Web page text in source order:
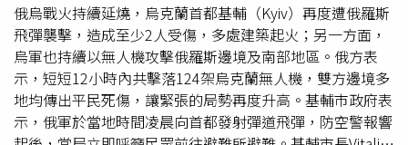
俄烏戰火持續延燒，烏克蘭首都基輔（Kyiv）再度遭俄羅斯
飛彈襲擊，造成至少2人受傷，多處建築起火；另一方面，
烏軍也持續以無人機攻擊俄羅斯邊境及南部地區。俄方表
示，短短12小時內共擊落124架烏克蘭無人機，雙方邊境多
地均傳出平民死傷，讓緊張的局勢再度升高。基輔市政府表
示，俄軍於當地時間凌晨向首都發射彈道飛彈，防空警報響